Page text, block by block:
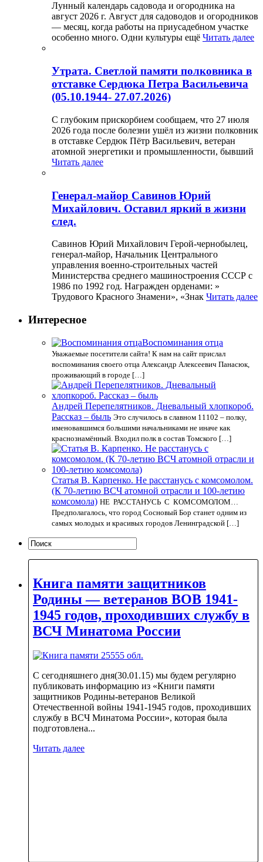
Лунный календарь садовода и огородника на
август 2026 г. Август для садоводов и огородников
— месяц, когда работы на приусадебном участке
особенно много. Одни культуры ещё Читать далее
Утрата. Светлой памяти полковника в
отставке Сердюка Петра Васильевича
(05.10.1944- 27.07.2026)
С глубоким прискорбием сообщаем, что 27 июля
2026 года после болезни ушёл из жизни полковник
в отставке Сердюк Пётр Васильевич, ветеран
атомной энергетики и промышленности, бывший
Читать далее
Генерал-майор Савинов Юрий
Михайлович. Оставил яркий в жизни
след.
Савинов Юрий Михайлович Герой-чернобылец,
генерал-майор, Начальник Центрального
управления военно-строительных частей
Министерства среднего машиностроения СССР с
1986 по 1992 год. Награжден орденами: »
Трудового Красного Знамени», «Знак Читать далее
Интересное
Воспоминания отца
Уважаемые посетители сайта! К нам на сайт прислал
воспоминания своего отца Александр Алексеевич Панасюк,
проживающий в городе […]
Андрей Перепелятников. Дневальный хлопкороб.
Рассказ – быль Это случилось в славном 11102 – полку,
именовавшимся большими начальниками не иначе как
краснознамённый. Входил полк в состав Томского […]
Статья В. Карпенко. Не расстанусь с комсомолом.
(К 70-летию ВСЧ атомной отрасли и 100-летию
комсомола) НЕ РАССТАНУСЬ С КОМСОМОЛОМ…
Предполагалось, что город Сосновый Бор станет одним из
самых молодых и красивых городов Ленинградской […]
Книга памяти защитников
Родины — ветеранов ВОВ 1941-
1945 годов, проходивших службу в
ВСЧ Минатома России
С сегодняшнего дня(30.01.15) мы будем регулярно
публиковать информацию из «Книги памяти
защитников Родины-ветеранов Великой
Отечественной войны 1941-1945 годов, проходивших
службу в ВСЧ Минатома России», которая была
подготовлена...
Читать далее